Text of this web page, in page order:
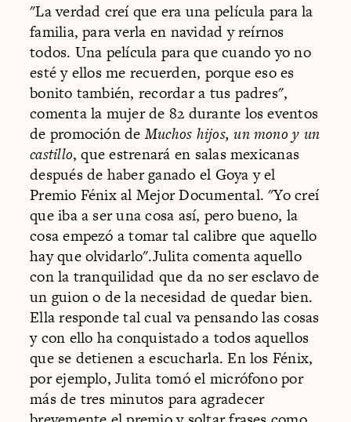
"La verdad creí que era una película para la
familia, para verla en navidad y reírnos
todos. Una película para que cuando yo no
esté y ellos me recuerden, porque eso es
bonito también, recordar a tus padres",
comenta la mujer de 82 durante los eventos
de promoción deMuchos hijos, un mono y un
castillo, que estrenará en salas mexicanas
después de haber ganado el Goya y el
Premio Fénix al Mejor Documental. "Yo creí
que iba a ser una cosa así, pero bueno, la
cosa empezó a tomar tal calibre que aquello
hay que olvidarlo".Julita comenta aquello
con la tranquilidad que da no ser esclavo de
un guion o de la necesidad de quedar bien.
Ella responde tal cual va pensando las cosas
y con ello ha conquistado a todos aquellos
que se detienen a escucharla. En los Fénix,
por ejemplo, Julita tomó el micrófono por
más de tres minutos para agradecer